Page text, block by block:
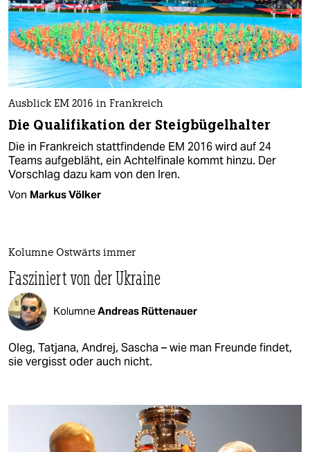
Ausblick EM 2016 in Frankreich
Die Qualifikation der Steigbügelhalter
Die in Frankreich stattfindende EM 2016 wird auf 24
Teams aufgebläht, ein Achtelfinale kommt hinzu. Der
Vorschlag dazu kam von den Iren.
Von Markus Völker
Kolumne Ostwärts immer
Fasziniert von der Ukraine
KolumneAndreas Rüttenauer
Oleg, Tatjana, Andrej, Sascha – wie man Freunde findet,
sie vergisst oder auch nicht.